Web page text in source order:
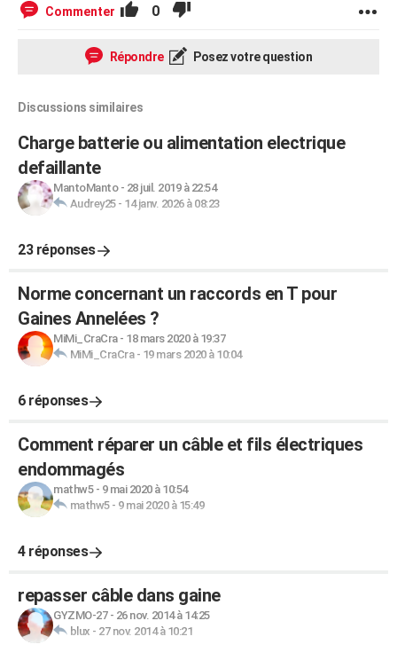
Commenter 0
Répondre Posez votre question
Discussions similaires
Charge batterie ou alimentation electrique
defaillante
MantoManto- 28 juil. 2019 à 22:54
Audrey25- 14 janv. 2026 à 08:23
23 réponses
Norme concernant un raccords en T pour
Gaines Annelées ?
MiMi_CraCra- 18 mars 2020 à 19:37
MiMi_CraCra- 19 mars 2020 à 10:04
6 réponses
Comment réparer un câble et fils électriques
endommagés
mathw5- 9 mai 2020 à 10:54
mathw5- 9 mai 2020 à 15:49
4 réponses
repasser câble dans gaine
GYZMO-27- 26 nov. 2014 à 14:25
blux - 27 nov. 2014 à 10:21